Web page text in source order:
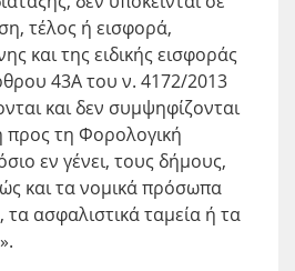
τέλος ή εισφορά,
και της ειδικής εισφοράς
43Α του ν. 4172/2013
και δεν συμψηφίζονται
προς τη Φορολογική
εν γένει, τους δήμους,
και τα νομικά πρόσωπα
ασφαλιστικά ταμεία ή τα